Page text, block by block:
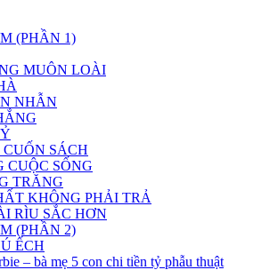
(PHẦN 1)
MUÔN LOÀI
NHẪN
SÁCH
CUỘC SỐNG
TRĂNG
KHÔNG PHẢI TRẢ
RÌU SẮC HƠN
(PHẦN 2)
ẾCH
– bà mẹ 5 con chi tiền tỷ phẫu thuật